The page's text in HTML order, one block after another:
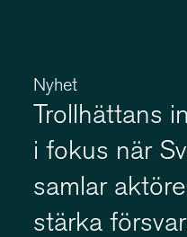
Nyhet
Trollhättans
i fokus när
samlar
stärka